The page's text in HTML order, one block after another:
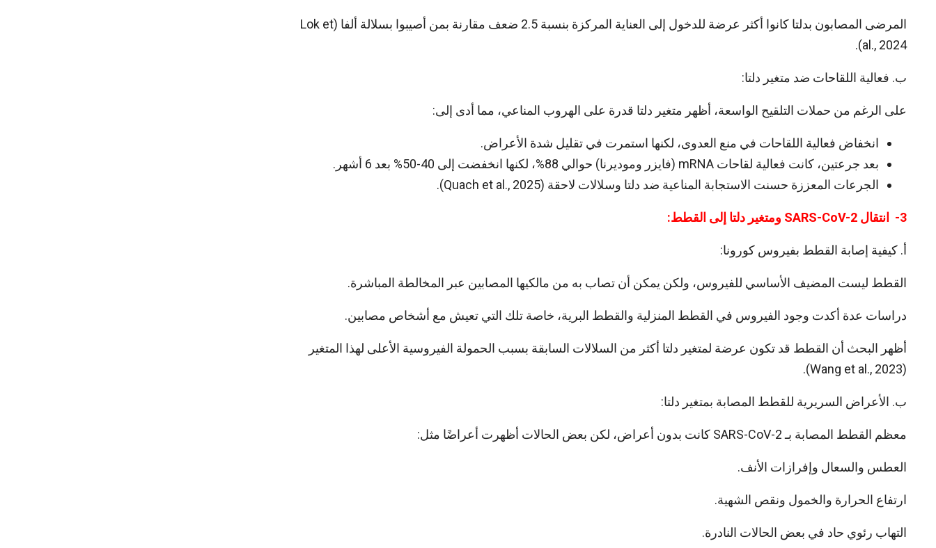
المرضى المصابون بدلتا كانوا أكثر عرضة للدخول إلى العناية المركزة بنسبة 2.5 ضعف مقارنة بمن أصيبوا بسلالة ألفا (Lok et
al., 2024).
ب. فعالية اللقاحات ضد متغير دلتا:
على الرغم من حملات التلقيح الواسعة، أظهر متغير دلتا قدرة على الهروب المناعي، مما أدى إلى:
انخفاض فعالية اللقاحات في منع العدوى، لكنها استمرت في تقليل شدة الأعراض.
بعد جرعتين، كانت فعالية لقاحات mRNA (فايزر وموديرنا) حوالي 88%، لكنها انخفضت إلى 40-50% بعد 6 أشهر.
الجرعات المعززة حسنت الاستجابة المناعية ضد دلتا وسلالات لاحقة (Quach et al., 2025).
3- انتقال SARS-CoV-2 ومتغير دلتا إلى القطط:
أ. كيفية إصابة القطط بفيروس كورونا:
القطط ليست المضيف الأساسي للفيروس، ولكن يمكن أن تصاب به من مالكيها المصابين عبر المخالطة المباشرة.
دراسات عدة أكدت وجود الفيروس في القطط المنزلية والقطط البرية، خاصة تلك التي تعيش مع أشخاص مصابين.
أظهر البحث أن القطط قد تكون عرضة لمتغير دلتا أكثر من السلالات السابقة بسبب الحمولة الفيروسية الأعلى لهذا المتغير
(Wang et al., 2023).
ب. الأعراض السريرية للقطط المصابة بمتغير دلتا:
معظم القطط المصابة بـ SARS-CoV-2 كانت بدون أعراض، لكن بعض الحالات أظهرت أعراضًا مثل:
العطس والسعال وإفرازات الأنف.
ارتفاع الحرارة والخمول ونقص الشهية.
التهاب رئوي حاد في بعض الحالات النادرة.